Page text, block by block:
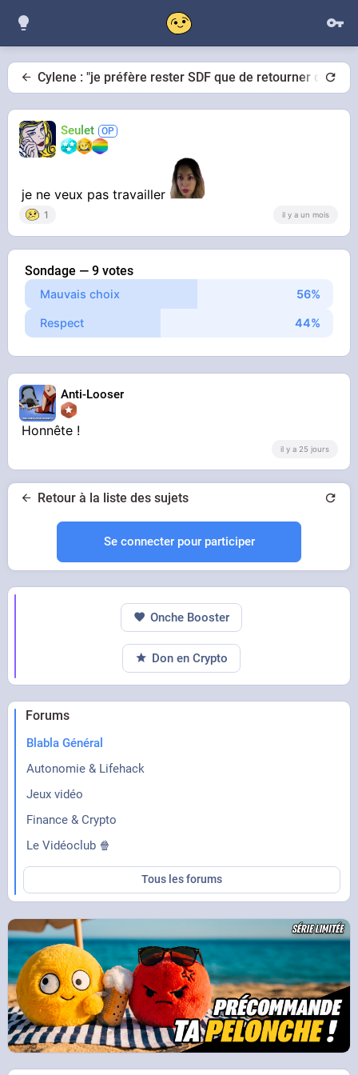
Cylene : "je préfère rester SDF que de retourner dans
Seulet
je ne veux pas travailler
1 il y a un mois
Sondage — 9 votes
Mauvais choix
Respect
Anti-Looser
Honnête !
il y a 25 jours
Retour à la liste des sujets
Se connecter pour participer
Forums
Blabla Général
Autonomie & Lifehack
Jeux vidéo
Finance & Crypto
Le Vidéoclub 🍿
Tous les forums
Onche Booster
Don en Crypto